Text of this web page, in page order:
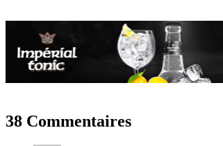
38 Commentaires